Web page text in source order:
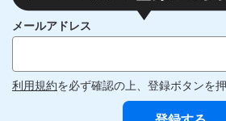
メールアドレス
利用規約を必ず確認の上、登録ボタンを